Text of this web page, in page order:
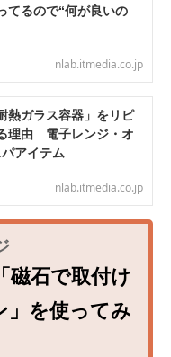
てるので“何が良いの
nlab.itmedia.co.jp
熱ガラス容器」をリピ
理由 電子レンジ・オ
アイテム
nlab.itmedia.co.jp
磁石で取付け
」を使ってみ